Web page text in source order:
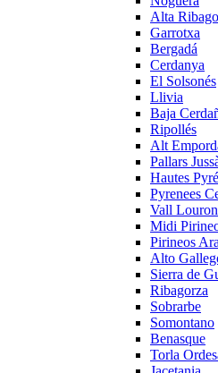
Alta
Garrotxa
Bergadá
Cerdanya
El Solsonés
Llivia
Baja
Ripollés
Alt
Pallars
Hautes
Pyrenees
Vall Louron
Midi
Pirineos
Alto
Sierra de
Ribagorza
Sobrarbe
Somontano
Benasque
Torla